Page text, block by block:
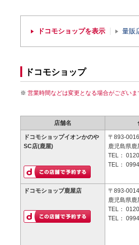
ドコモショップを表示 量販
ドコモショップ
営業時間などは変更となる場合がござい
店舗名
ドコモショップイオンかのや
SC店(鹿屋)
〒893-0016
鹿児島県
TEL：
TEL：
ドコモショップ鹿屋店
〒893-0014
鹿児島県
TEL：
TEL：